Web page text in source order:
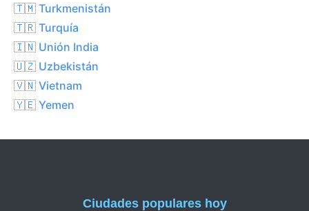
🇹🇲 Turkmenistán
🇹🇷 Turquía
🇮🇳 Unión India
🇺🇿 Uzbekistán
🇻🇳 Vietnam
🇾🇪 Yemen
Ciudades populares hoy